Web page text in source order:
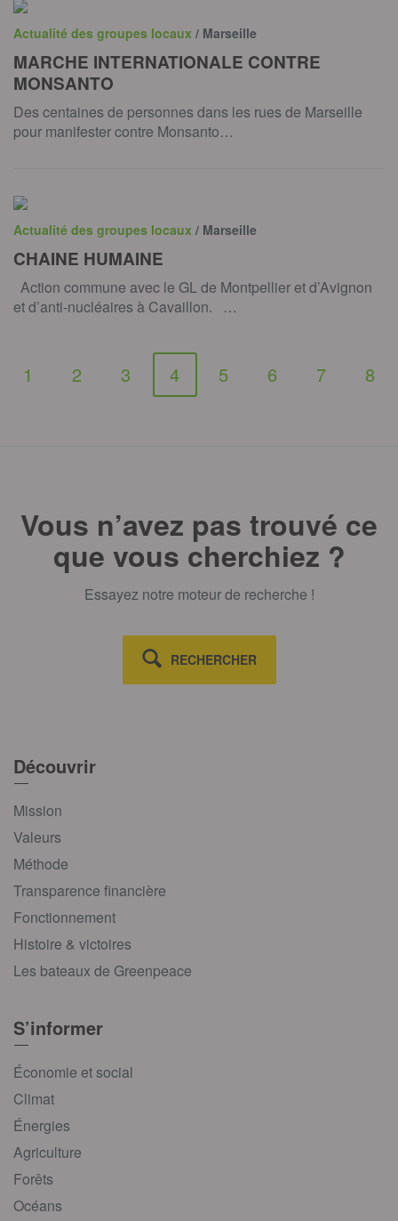
Actualité des groupes locaux / Marseille
MARCHE INTERNATIONALE CONTRE
MONSANTO
Des centaines de personnes dans les rues de Marseille
pour manifester contre Monsanto…
Actualité des groupes locaux / Marseille
CHAINE HUMAINE
Action commune avec le GL de Montpellier et d’Avignon
et d’anti-nucléaires à Cavaillon. …
1 2 3 4 5 6 7 8
Vous n’avez pas trouvé ce
que vous cherchiez ?
Essayez notre moteur de recherche !
RECHERCHER
Découvrir
Mission
Valeurs
Méthode
Transparence financière
Fonctionnement
Histoire & victoires
Les bateaux de Greenpeace
S’informer
Économie et social
Climat
Énergies
Agriculture
Forêts
Océans